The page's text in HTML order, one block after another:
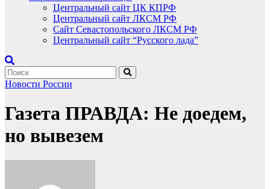
Центральный сайт ЦК КПРФ
Центральный сайт ЛКСМ РФ
Сайт Севастопольского ЛКСМ РФ
Центральный сайт “Русского лада”
Новости России
Газета ПРАВДА: Не доедем,
но вывезем